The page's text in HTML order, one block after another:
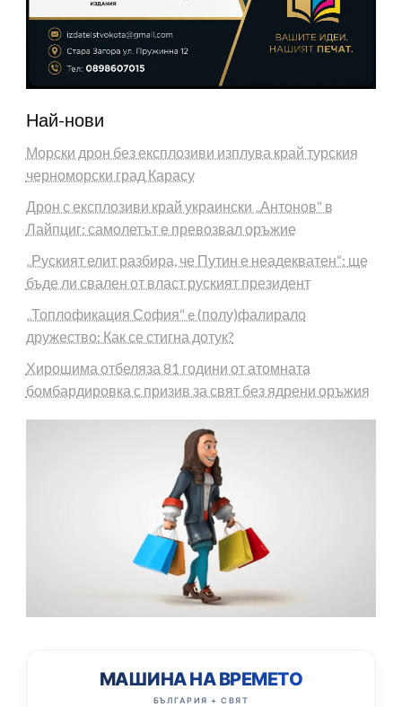
Най-нови
Морски дрон без експлозиви изплува край турския
черноморски град Карасу
Дрон с експлозиви край украински „Антонов“ в
Лайпциг: самолетът е превозвал оръжие
„Руският елит разбира, че Путин е неадекватен“: ще
бъде ли свален от власт руският президент
„Топлофикация София“ e (полу)фалирало
дружество: Как се стигна дотук?
Хирошима отбеляза 81 години от атомната
бомбардировка с призив за свят без ядрени оръжия
МАШИНА НА ВРЕМЕТО
БЪЛГАРИЯ + СВЯТ